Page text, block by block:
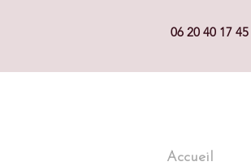
06 20 40 17 45
Accueil